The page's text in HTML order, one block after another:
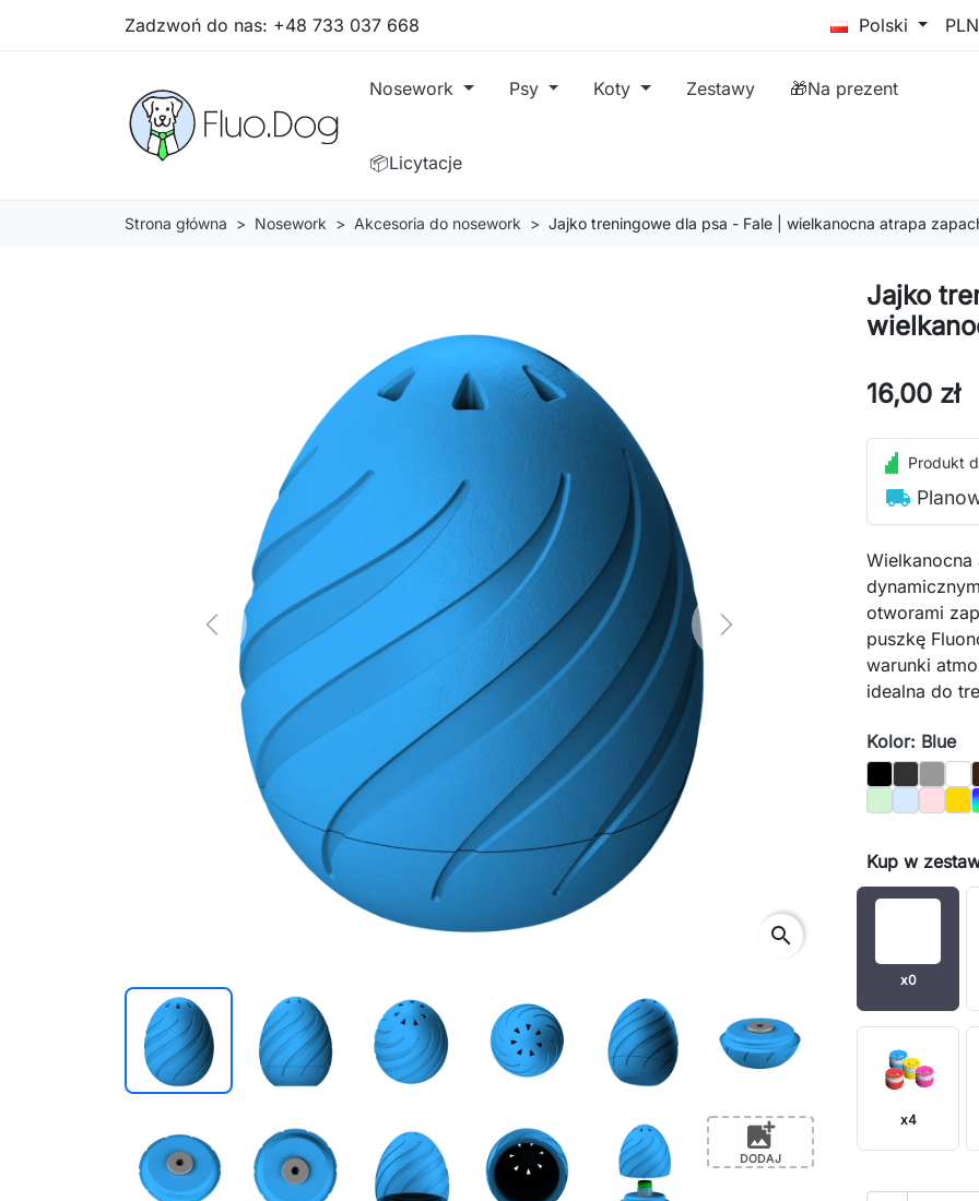
Zadzwoń do nas: +48 733 037 668 Polski
Nosework Psy Koty Zestawy 🎁Na prezent
📦Licytacje
Strona główna Nosework Akcesoria do nosework Jajko treningowe dla psa - Fale | wielkanocna atrapa
Previous Next
search
add_photo_alternate
DODAJ
Jajko
16,00 zł
Produkt
local_shipping
otworami
puszkę
warunki
idealna do
Kolor: Blue
BlackGraphite
Gray
Pastel_Green
Kup w
x0
x4